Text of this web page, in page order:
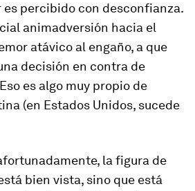
es percibido con desconfianza.
animadversión hacia el
atávico al engaño, a que
decisión en contra de
es algo muy propio de
(en Estados Unidos, sucede
la figura de
bien vista, sino que está